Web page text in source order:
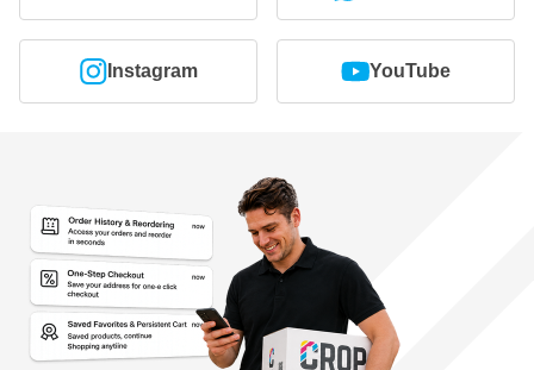
Instagram YouTube